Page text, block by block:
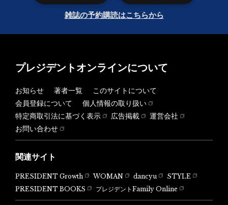
雑誌の予約購読はこちらから
プレジデントオンラインについて
お知らせ 著者一覧
このサイトについて
会員登録について
個人情報の取り扱い
特定商取引法に基づく表示
広告掲載
運営会社
お問い合わせ
関連サイト
PRESIDENT Growth WOMAN dancyu
STYLE
PRESIDENT BOOKS
プレジデントFamily Online